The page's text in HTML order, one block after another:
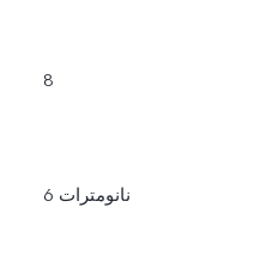
8
6 نانومترات